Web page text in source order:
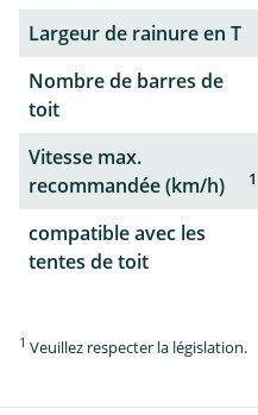
Largeur de rainure en T
Nombre de barres de
toit
Vitesse max.
recommandée (km/h)
1
compatible avec les
tentes de toit
1 Veuillez respecter la législation.